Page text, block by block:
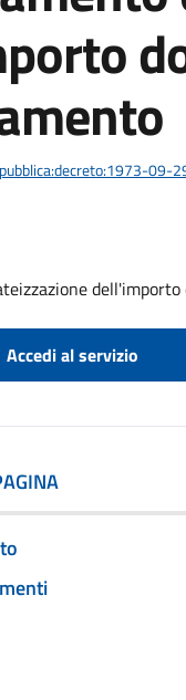
09-
Accedi al servizio